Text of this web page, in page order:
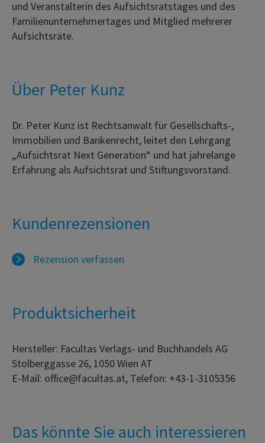
und Veranstalterin des Aufsichtsratstages und des
Familienunternehmertages und Mitglied mehrerer
Aufsichtsräte.
Über Peter Kunz
Dr. Peter Kunz ist Rechtsanwalt für Gesellschafts-,
Immobilien und Bankenrecht, leitet den Lehrgang
„Aufsichtsrat Next Generation“ und hat jahrelange
Erfahrung als Aufsichtsrat und Stiftungsvorstand.
Kundenrezensionen
Rezension verfassen
Produktsicherheit
Hersteller: Facultas Verlags- und Buchhandels AG
Stolberggasse 26, 1050 Wien AT
E-Mail: office@facultas.at, Telefon: +43-1-3105356
Das könnte Sie auch interessieren